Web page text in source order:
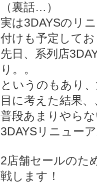
（裏話…）
実は3DAYSのリ
付けも予定して
先日、系列店
り。。
というのもあり
目に考えた結果、
普段あまりやら
3DAYSリニュー
2店舗セールのた
戦します！